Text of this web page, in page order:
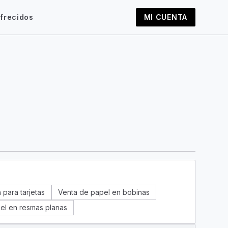
MI CUENTA
para tarjetas
Venta de papel en bobinas
en resmas planas